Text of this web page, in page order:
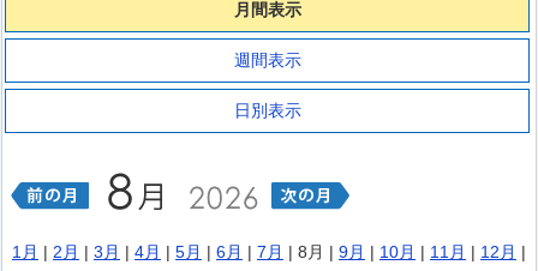
月間表示
週間表示
日別表示
1月 | 2月 | 3月 | 4月 | 5月 | 6月 | 7月 | 8月 | 9月 | 10月 | 11月 | 12月 |